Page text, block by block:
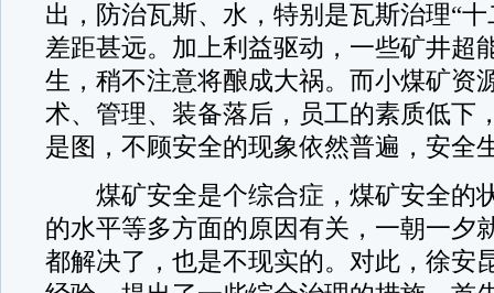
出，防治瓦斯、水，特别是瓦斯治理“
差距甚远。加上利益驱动，一些矿井超
生，稍不注意将酿成大祸。而小煤矿资
术、管理、装备落后，员工的素质低下
是图，不顾安全的现象依然普遍，安全
煤矿安全是个综合症，煤矿安全的
的水平等多方面的原因有关，一朝一夕
都解决了，也是不现实的。对此，徐安